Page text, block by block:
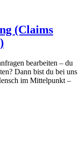
(Claims
bearbeiten – du
Dann bist du bei uns
im Mittelpunkt –